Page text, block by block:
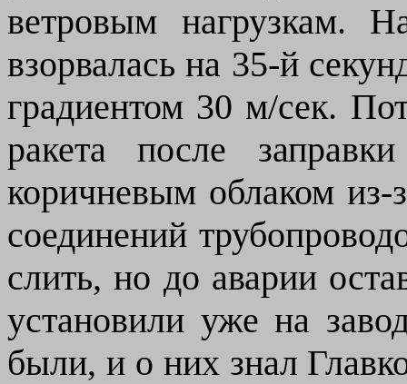
ветровым нагрузкам.
взорвалась на 35-й
градиентом 30 м/сек.
ракета после
коричневым облаком из-
соединений
слить, но до аварии
установили уже на
были, и о них знал